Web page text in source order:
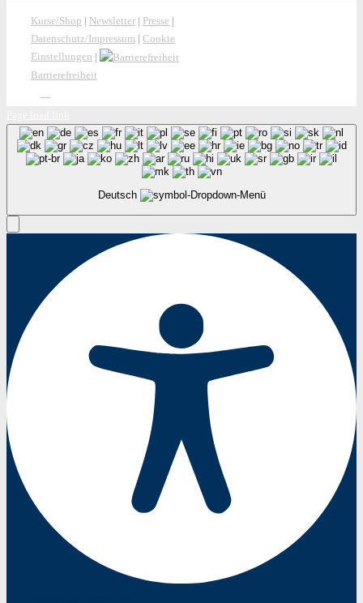
Kurse/Shop | Newsletter | Presse |
Datenschutz/Impressum | Cookie
Einstellungen |
Barrierefreiheit
Deutsch